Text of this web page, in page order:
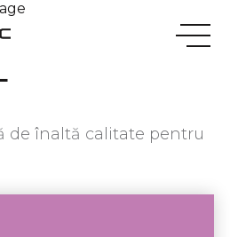
de înaltă calitate pentru